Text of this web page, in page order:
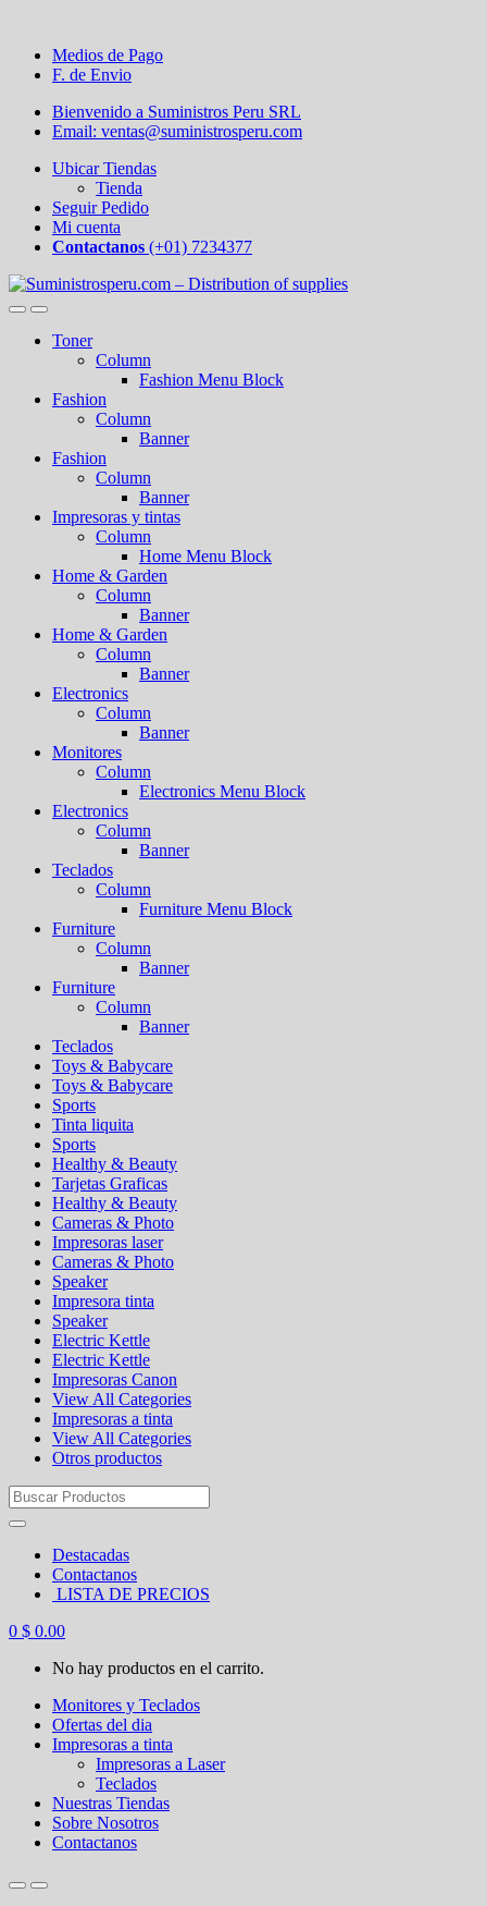
Medios de Pago
F. de Envio
Bienvenido a Suministros Peru SRL
Email: ventas@suministrosperu.com
Ubicar Tiendas
Tienda
Seguir Pedido
Mi cuenta
Contactanos (+01) 7234377
Toner
Column
Fashion Menu Block
Fashion
Column
Banner
Fashion
Column
Banner
Impresoras y tintas
Column
Home Menu Block
Home & Garden
Column
Banner
Home & Garden
Column
Banner
Electronics
Column
Banner
Monitores
Column
Electronics Menu Block
Electronics
Column
Banner
Teclados
Column
Furniture Menu Block
Furniture
Column
Banner
Furniture
Column
Banner
Teclados
Toys & Babycare
Toys & Babycare
Sports
Tinta liquita
Sports
Healthy & Beauty
Tarjetas Graficas
Healthy & Beauty
Cameras & Photo
Impresoras laser
Cameras & Photo
Speaker
Impresora tinta
Speaker
Electric Kettle
Electric Kettle
Impresoras Canon
View All Categories
Impresoras a tinta
View All Categories
Otros productos
Search
for:
Destacadas
Contactanos
LISTA DE PRECIOS
0 $ 0.00
No hay productos en el carrito.
Monitores y Teclados
Ofertas del dia
Impresoras a tinta
Impresoras a Laser
Teclados
Nuestras Tiendas
Sobre Nosotros
Contactanos